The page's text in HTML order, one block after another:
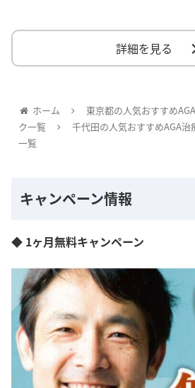
詳細を見る
ホーム
東京都の人気おすすめ
ク一覧
千代田の人気おすすめAGA
一覧
キャンペーン情報
◆ 1ヶ月無料キャンペーン